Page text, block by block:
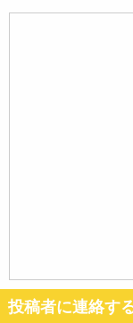
投稿者に連絡す